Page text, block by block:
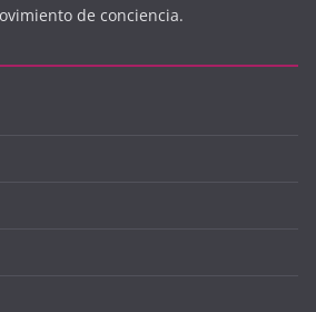
de conciencia.